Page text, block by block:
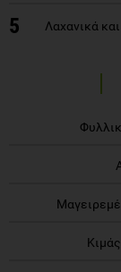
5 Λαχανικά